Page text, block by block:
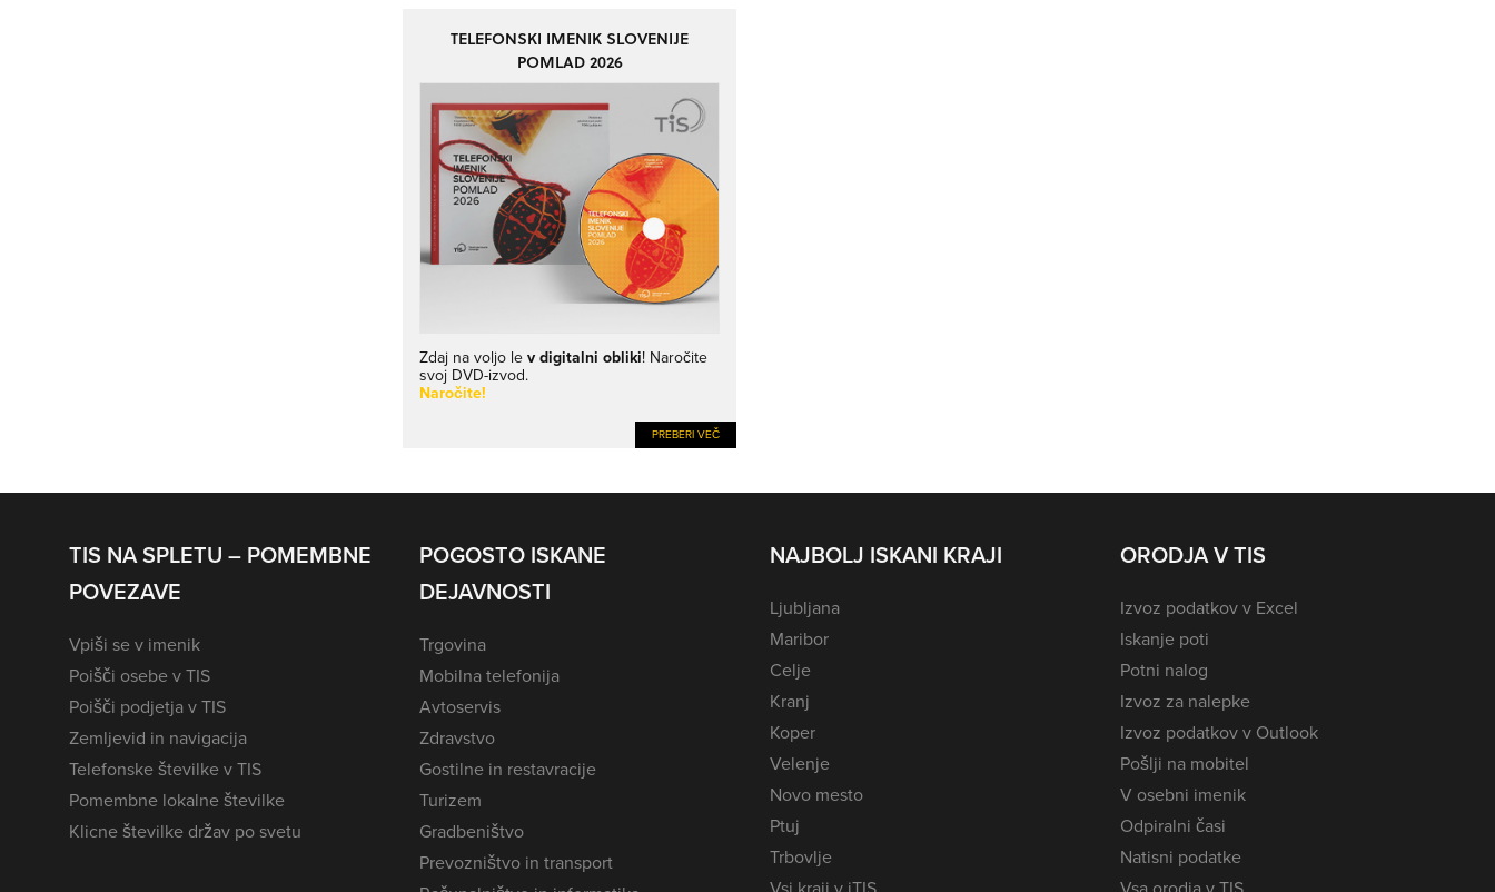
TELEFONSKI IMENIK SLOVENIJE
POMLAD 2026
Zdaj na voljo lev digitalni obliki! Naročite
svoj DVD-izvod.
Naročite!
PREBERI VEČ
TIS NA SPLETU – POMEMBNE
POVEZAVE
Vpiši se v imenik
Poišči osebe v TIS
Poišči podjetja v TIS
Zemljevid in navigacija
Telefonske številke v TIS
Pomembne lokalne številke
Klicne številke držav po svetu
POGOSTO ISKANE
DEJAVNOSTI
Trgovina
Mobilna telefonija
Avtoservis
Zdravstvo
Gostilne in restavracije
Turizem
Gradbeništvo
Prevozništvo in transport
NAJBOLJ ISKANI KRAJI
Ljubljana
Maribor
Celje
Kranj
Koper
Velenje
Novo mesto
Ptuj
Trbovlje
ORODJA V TIS
Izvoz podatkov v Excel
Iskanje poti
Potni nalog
Izvoz za nalepke
Izvoz podatkov v Outlook
Pošlji na mobitel
V osebni imenik
Odpiralni časi
Natisni podatke